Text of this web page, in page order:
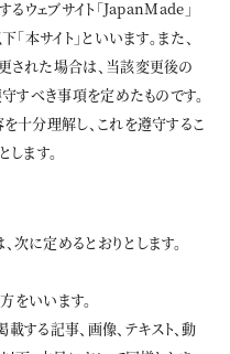
About
Contact
るウェブサイト「JapanMade」
サイト」といいます。また、
された場合は、当該変更後の
すべき事項を定めたものです。
十分理解し、これを遵守するこ
ます。
に定めるとおりとします。
をいいます。
載する記事、画像、テキスト、動